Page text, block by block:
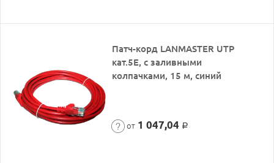
Патч-корд LANMASTER UTP
кат.5Е, с заливными
колпачками, 15 м, синий
от 1 047,04 Р